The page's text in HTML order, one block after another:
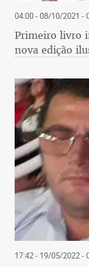
04:00 - 08/10/2021 -
Primeiro livro
nova edição
17:42 - 19/05/2022-